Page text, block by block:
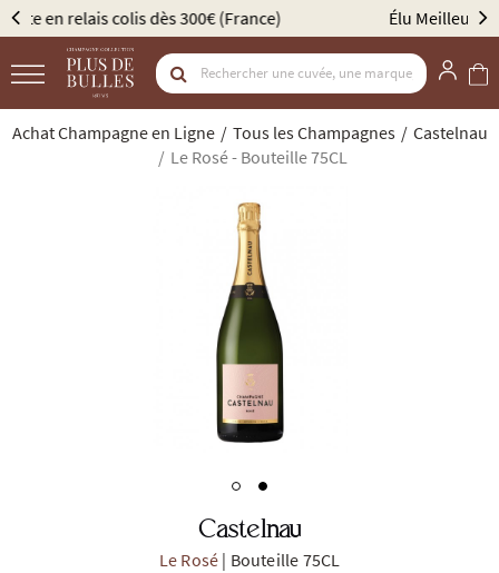
Élu Meilleur Caviste Champagne par Gault & Millau
Achat Champagne en Ligne Tous les Champagnes
Castelnau
Le Rosé - Bouteille 75CL
Castelnau
Le Rosé | Bouteille 75CL